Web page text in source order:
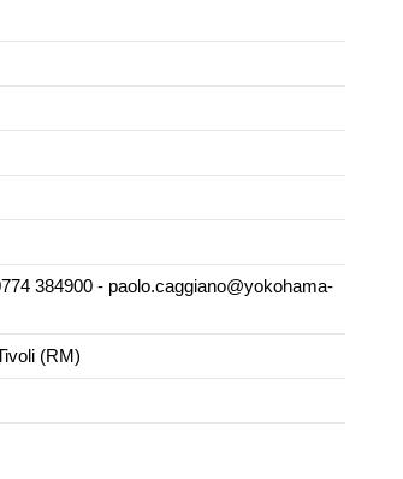
384900 - paolo.caggiano@yokohama-
(RM)